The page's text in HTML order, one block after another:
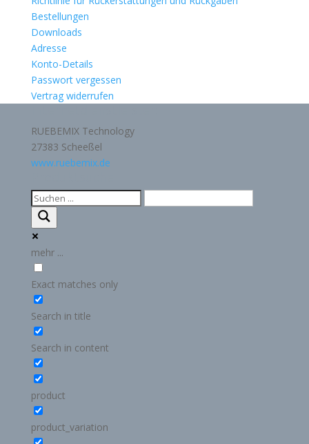
Bestellungen
Downloads
Adresse
Konto-Details
Passwort vergessen
Vertrag widerrufen
RUEBEMIX Technology
27383 Scheeßel
www.ruebemix.de
mehr ...
Exact matches only
Search in title
Search in content
product
product_variation